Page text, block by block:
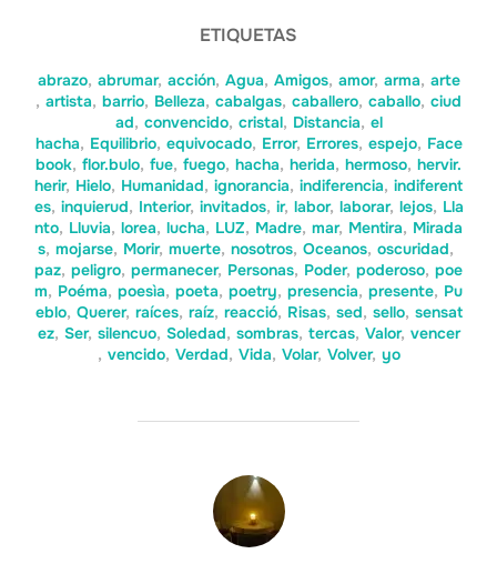
ETIQUETAS
abrazo, abrumar, acción, Agua, Amigos, amor, arma, arte
, artista, barrio, Belleza, cabalgas, caballero, caballo, ciud
ad, convencido, cristal, Distancia, el
hacha, Equilibrio, equivocado, Error, Errores, espejo, Face
book, flor.bulo, fue, fuego, hacha, herida, hermoso, hervir.
herir, Hielo, Humanidad, ignorancia, indiferencia, indiferent
es, inquierud, Interior, invitados, ir, labor, laborar, lejos, Lla
nto, Lluvia, lorea, lucha, LUZ, Madre, mar, Mentira, Mirada
s, mojarse, Morir, muerte, nosotros, Oceanos, oscuridad,
paz, peligro, permanecer, Personas, Poder, poderoso, poe
m, Poéma, poesìa, poeta, poetry, presencia, presente, Pu
eblo, Querer, raíces, raíz, reacció, Risas, sed, sello, sensat
ez, Ser, silencuo, Soledad, sombras, tercas, Valor, vencer
, vencido, Verdad, Vida, Volar, Volver, yo
AUTOR DE LA ENTRADA